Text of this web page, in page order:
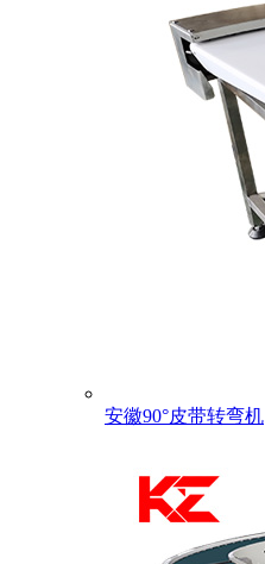
安徽90°皮带转弯机